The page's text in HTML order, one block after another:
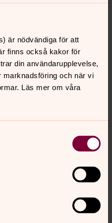
är nödvändiga för att
finns också kakor för
din användarupplevelse,
och när vi
Läs mer om våra
tomter
för stiftets
och fonder - totalt cirka
sker genom
av skogen görs i